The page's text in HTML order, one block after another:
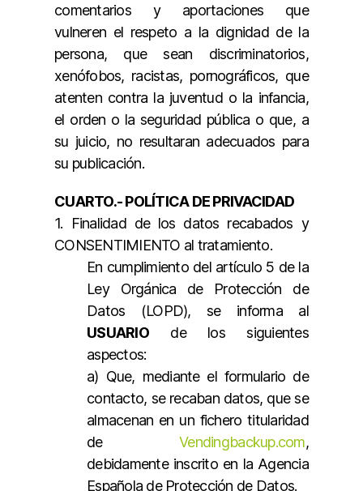
comentarios y aportaciones que
vulneren el respeto a la dignidad de la
persona, que sean discriminatorios,
xenófobos, racistas, pornográficos, que
atenten contra la juventud o la infancia,
el orden o la seguridad pública o que, a
su juicio, no resultaran adecuados para
su publicación.
CUARTO.- POLÍTICA DE PRIVACIDAD
1. Finalidad de los datos recabados y
CONSENTIMIENTO al tratamiento.
En cumplimiento del artículo 5 de la
Ley Orgánica de Protección de
Datos (LOPD), se informa al
USUARIOde los siguientes
aspectos:
a) Que, mediante el formulario de
contacto, se recaban datos, que se
almacenan en un fichero titularidad
deVendingbackup.com,
debidamente inscrito en la Agencia
Española de Protección de Datos.